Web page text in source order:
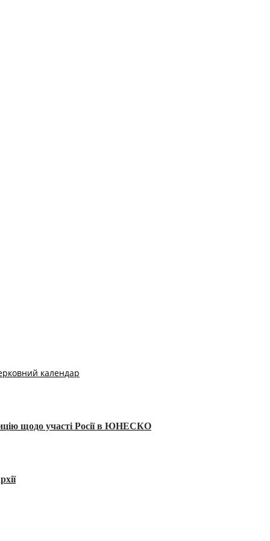
календар
щодо участі Росії в ЮНЕСКО